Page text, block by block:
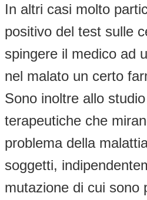
In altri casi molto
positivo del test sulle
spingere il medico ad
nel malato un certo
Sono inoltre allo
terapeutiche che
problema della
soggetti,
mutazione di cui sono